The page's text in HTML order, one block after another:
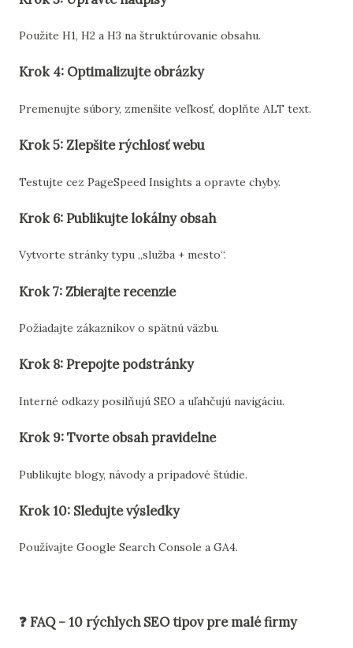
Použite H1, H2 a H3 na štruktúrovanie obsahu.
Krok 4: Optimalizujte obrázky
Premenujte súbory, zmenšite veľkosť, doplňte ALT text.
Krok 5: Zlepšite rýchlosť webu
Testujte cez PageSpeed Insights a opravte chyby.
Krok 6: Publikujte lokálny obsah
Vytvorte stránky typu „služba + mesto“.
Krok 7: Zbierajte recenzie
Požiadajte zákazníkov o spätnú väzbu.
Krok 8: Prepojte podstránky
Interné odkazy posilňujú SEO a uľahčujú navigáciu.
Krok 9: Tvorte obsah pravidelne
Publikujte blogy, návody a prípadové štúdie.
Krok 10: Sledujte výsledky
Používajte Google Search Console a GA4.
❓ FAQ – 10 rýchlych SEO tipov pre malé firmy